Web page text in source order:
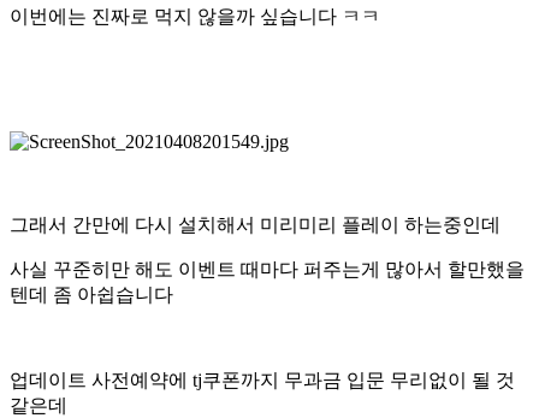
이번에는 진짜로 먹지 않을까 싶습니다 ㅋㅋ
그래서 간만에 다시 설치해서 미리미리 플레이 하는중인데
사실 꾸준히만 해도 이벤트 때마다 퍼주는게 많아서 할만했을
텐데 좀 아쉽습니다
업데이트 사전예약에 tj쿠폰까지 무과금 입문 무리없이 될 것
같은데